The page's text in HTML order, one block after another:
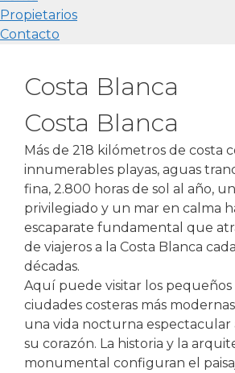
Propietarios
Contacto
Costa Blanca
Costa Blanca
Más de 218 kilómetros de costa
innumerables playas, aguas
fina, 2.800 horas de sol al año,
privilegiado y un mar en calma
escaparate fundamental que
de viajeros a la Costa Blanca
décadas.
Aquí puede visitar los pequeños
ciudades costeras más
una vida nocturna espectacular
su corazón. La historia y la
monumental configuran el